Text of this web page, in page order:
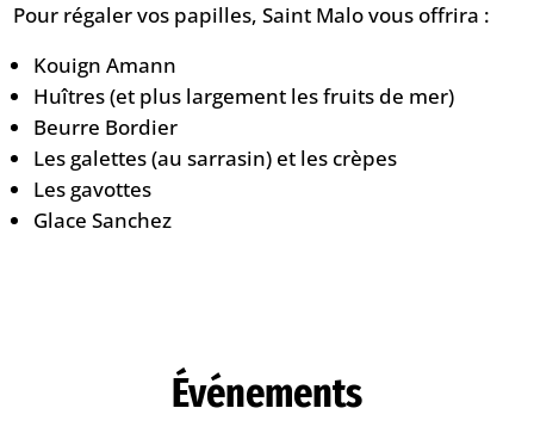
Pour régaler vos papilles, Saint Malo vous offrira :
Kouign Amann
Huîtres (et plus largement les fruits de mer)
Beurre Bordier
Les galettes (au sarrasin) et les crèpes
Les gavottes
Glace Sanchez
Événements